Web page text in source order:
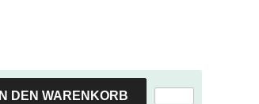
IN DEN WARENKORB